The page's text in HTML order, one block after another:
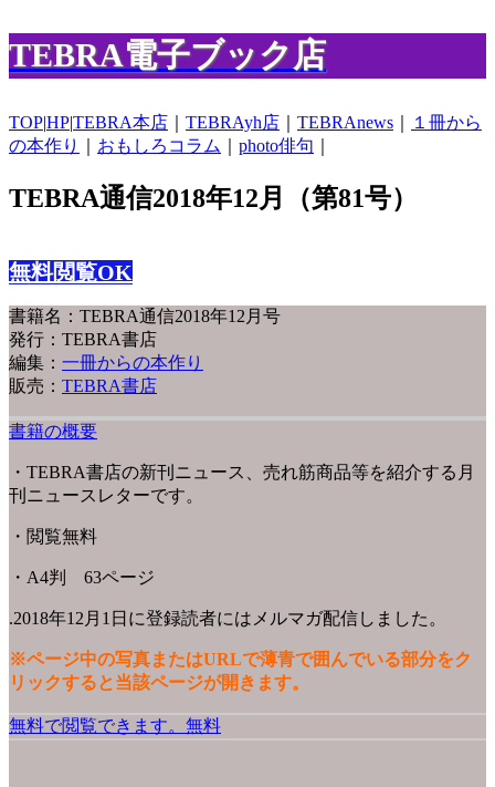
TEBRA電子ブック店
TOP|HP|TEBRA本店 TEBRAyh店 TEBRAnews
１冊から
の本作り
おもしろコラム photo俳句
TEBRA通信2018年12月（第81号）
無料閲覧OK
書籍名：TEBRA通信2018年12月号
発行：TEBRA書店
編集： 一冊からの本作り
販売： TEBRA書店
書籍の概要
・TEBRA書店の新刊ニュース、売れ筋商品等を紹介する月
刊ニュースレターです。
・閲覧無料
・A4判 63ページ
.2018年12月1日に登録読者にはメルマガ配信しました。
※ページ中の写真またはURLで薄青で囲んでいる部分をク
リックすると当該ページが開きます。
無料で閲覧できます。無料